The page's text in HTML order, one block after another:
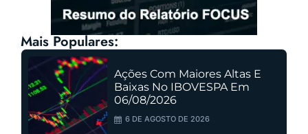
Mais Populares:
Ações Com Maiores Altas E
Baixas No IBOVESPA Em
06/08/2026
6 DE AGOSTO DE 2026